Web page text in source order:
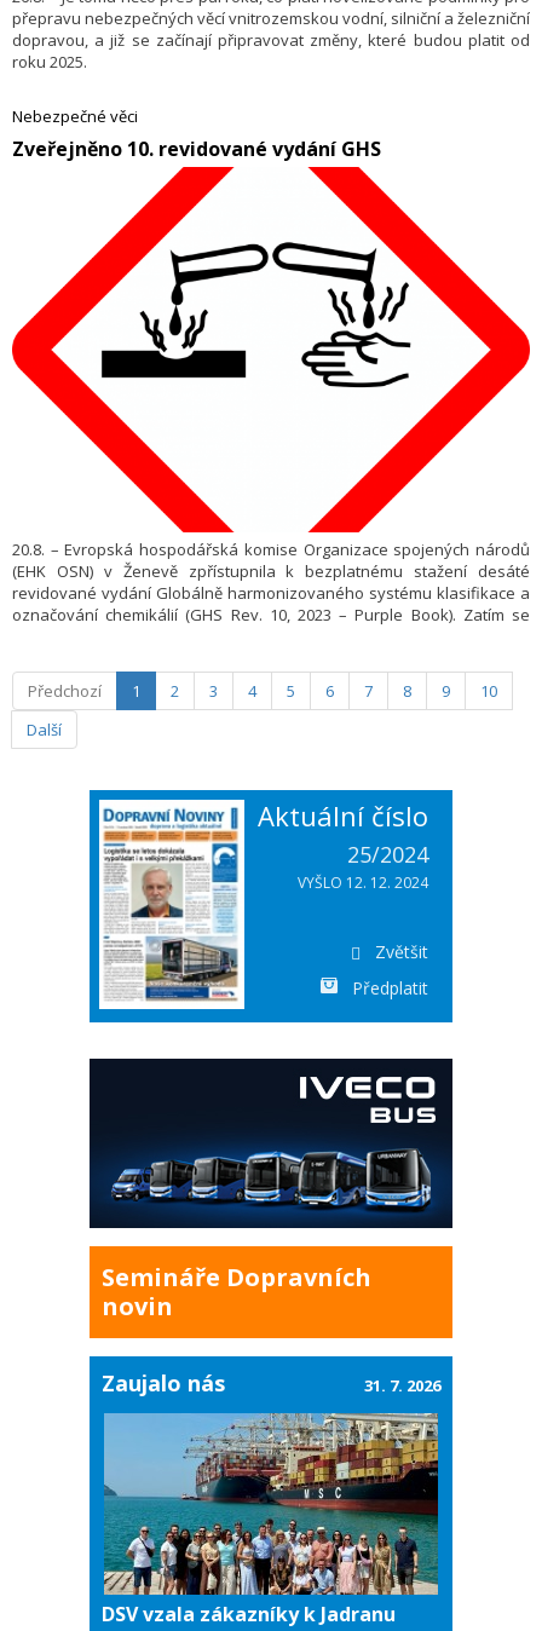
přepravu nebezpečných věcí vnitrozemskou vodní, silniční a železniční
dopravou, a již se začínají připravovat změny, které budou platit od
roku 2025.
Nebezpečné věci
​Zveřejněno 10. revidované vydání GHS
20.8. – Evropská hospodářská komise Organizace spojených národů
(EHK OSN) v Ženevě zpřístupnila k bezplatnému stažení desáté
revidované vydání Globálně harmonizovaného systému klasifikace a
označování chemikálií (GHS Rev. 10, 2023 – Purple Book). Zatím se
Předchozí 1 2 3 4 5 6 7 8 9
10
Další
Aktuální číslo
25/2024
VYŠLO 12. 12. 2024
Zvětšit
Předplatit
Semináře Dopravních
novin
Zaujalo nás
DSV vzala zákazníky k Jadranu
31. 7. 2026